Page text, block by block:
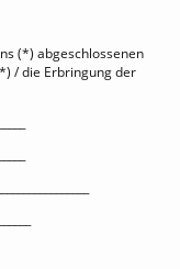
(*) abgeschlossenen
/ die Erbringung der